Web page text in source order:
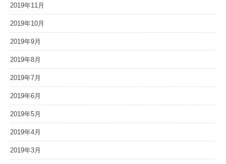
2019年11月
2019年10月
2019年9月
2019年8月
2019年7月
2019年6月
2019年5月
2019年4月
2019年3月